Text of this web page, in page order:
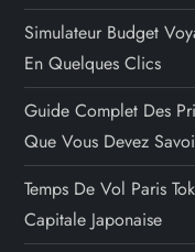
Simulateur Budget
En Quelques Clics
Guide Complet Des
Que Vous Devez
Temps De Vol Paris
Capitale Japonaise